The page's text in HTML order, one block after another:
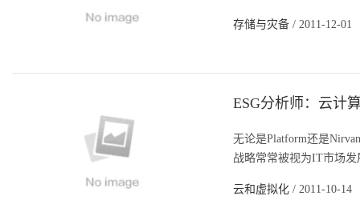
存储与灾备 / 2011-12-01
ESG分析师：云计
无论是Platform还是
战略常常被视为IT市场
云和虚拟化 / 2011-10-14